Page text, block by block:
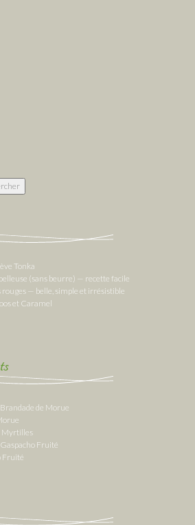
Tonka
(sans beurre) — recette facile
— belle, simple et irrésistible
et Caramel
Brandade de Morue
Myrtilles
Gaspacho Fruité
Fruité